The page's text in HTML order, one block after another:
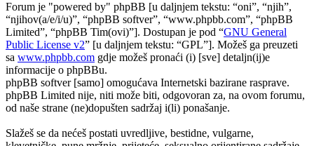
Forum je "powered by" phpBB [u daljnjem tekstu: “oni”, “njih”,
“njihov(a/e/i/u)”, “phpBB softver”, “www.phpbb.com”, “phpBB
Limited”, “phpBB Tim(ovi)”]. Dostupan je pod “GNU General
Public License v2” [u daljnjem tekstu: “GPL”]. Možeš ga preuzeti
sa www.phpbb.com gdje možeš pronaći (i) [sve] detaljn(ij)e
informacije o phpBBu.
phpBB softver [samo] omogućava Internetski bazirane rasprave.
phpBB Limited nije, niti može biti, odgovoran za, na ovom forumu,
od naše strane (ne)dopušten sadržaj i(li) ponašanje.
Slažeš se da nećeš postati uvredljive, bestidne, vulgarne,